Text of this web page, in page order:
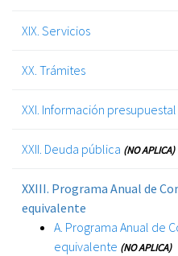
XIX. Servicios
XX. Trámites
XXI. Información presupuestal
XXII. Deuda pública (NO APLICA)
XXIII. Programa Anual de
equivalente
A. Programa Anual de
equivalente (NO APLICA)